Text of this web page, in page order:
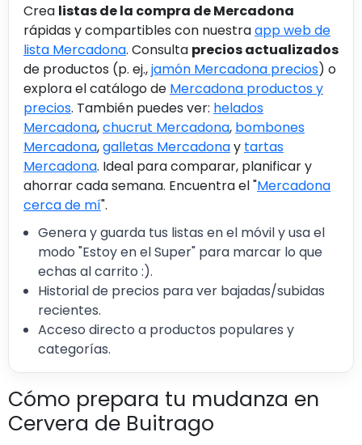
Crea listas de la compra de Mercadona
rápidas y compartibles con nuestraapp web de
lista Mercadona. Consulta precios actualizados
de productos (p. ej.,jamón Mercadona precios) o
explora el catálogo de Mercadona productos y
precios. También puedes ver: helados
Mercadona,chucrut Mercadona, bombones
Mercadona,galletas Mercadonay tartas
Mercadona. Ideal para comparar, planificar y
ahorrar cada semana. Encuentra el "Mercadona
cerca de mí".
Genera y guarda tus listas en el móvil y usa el
modo "Estoy en el Super" para marcar lo que
echas al carrito :).
Historial de precios para ver bajadas/subidas
recientes.
Acceso directo a productos populares y
categorías.
Cómo prepara tu mudanza en
Cervera de Buitrago